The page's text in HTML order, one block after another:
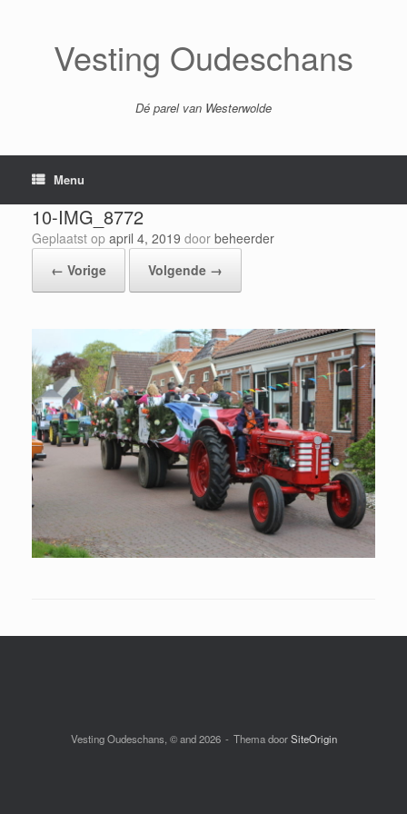
Vesting Oudeschans
Dé parel van Westerwolde
Menu
10-IMG_8772
Geplaatst op april 4, 2019 door beheerder
← Vorige
Volgende →
Vesting Oudeschans, © and 2026 Thema doorSiteOrigin